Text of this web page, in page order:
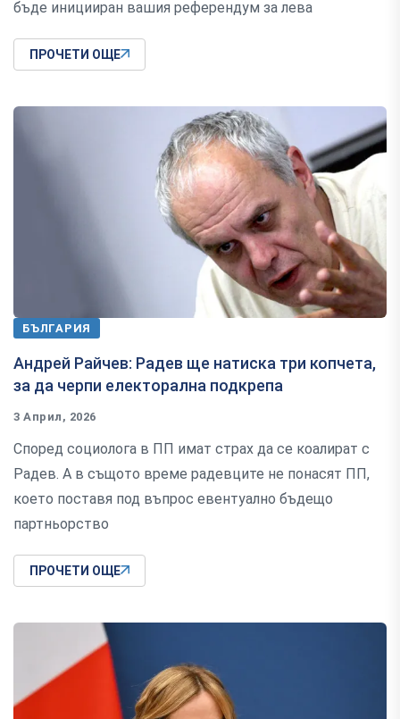
бъде иницииран вашия референдум за лева
ПРОЧЕТИ ОЩЕ
БЪЛГАРИЯ
Андрей Райчев: Радев ще натиска три копчета,
за да черпи електорална подкрепа
3 Април, 2026
Според социолога в ПП имат страх да се коалират с
Радев. А в същото време радевците не понасят ПП,
което поставя под въпрос евентуално бъдещо
партньорство
ПРОЧЕТИ ОЩЕ